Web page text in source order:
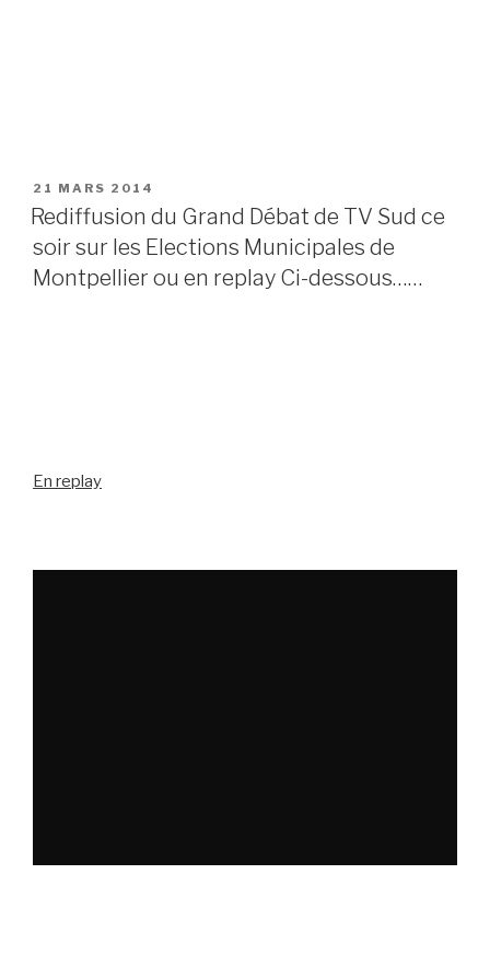
PUBLIÉ
LE
21 MARS 2014
Rediffusion du Grand Débat de TV Sud ce
soir sur les Elections Municipales de
Montpellier ou en replay Ci-dessous……
En replay